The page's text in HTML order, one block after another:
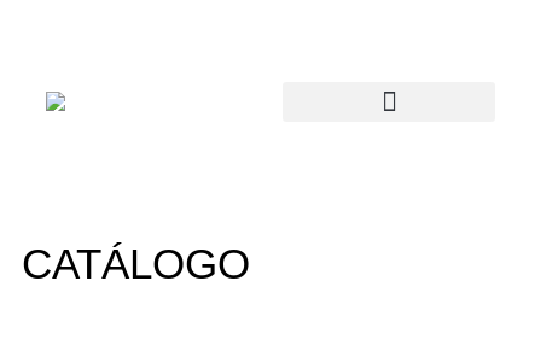
CATÁLOGO